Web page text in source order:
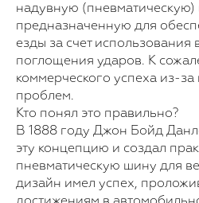
надувную (пневматическую)
предназначенную для
езды за счет использования
поглощения ударов. К
коммерческого успеха из-
проблем.
Кто понял это правильно?
В 1888 году Джон Бойд
эту концепцию и создал
пневматическую шину для
дизайн имел успех,